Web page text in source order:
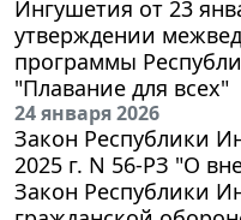
Ингушетия от 23
утверждении
программы
"Плавание для всех"
24 января 2026
Закон Республики
2025 г. N 56-РЗ "О
Закон Республики